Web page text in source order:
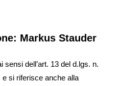
Markus Stauder
dell’art. 13 del d.lgs. n.
si riferisce anche alla